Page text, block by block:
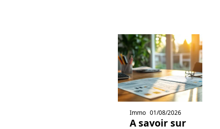
Immo 01/08/2026
A savoir sur